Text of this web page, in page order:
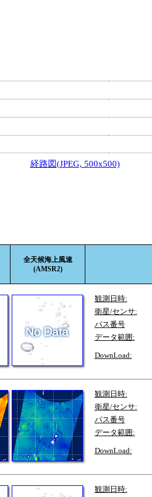
経路図(JPEG, 500x500)
全天候海上風速
(AMSR2)
観測日時:
衛星/センサ:
パス番号
データ範囲:
DownLoad:
観測日時:
衛星/センサ:
パス番号
データ範囲:
DownLoad:
観測日時: